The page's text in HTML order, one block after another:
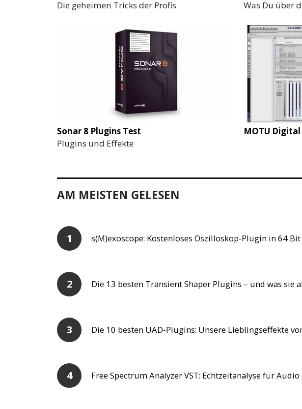
Die geheimen Tricks der Profis
Was Du über
Sonar 8 Plugins Test
Plugins und Effekte
MOTU
AM MEISTEN GELESEN
s(M)exoscope: Kostenloses Oszilloskop-Plugin in 64 Bit
Die 13 besten Transient Shaper Plugins – und was sie
Die 10 besten UAD-Plugins: Unsere Lieblingseffekte
Free Spectrum Analyzer VST: Echtzeitanalyse für